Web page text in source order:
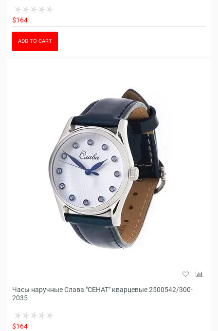
$164
ADD TO CART
Часы наручные Слава "СЕНАТ" кварцевые 2500542/300-
2035
$164